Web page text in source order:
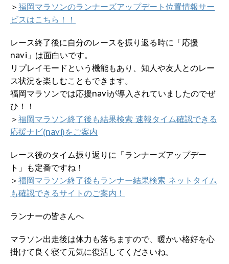
＞ 福岡マラソンのランナーズアップデート位置情報サー
ビスはこちら！！
レース終了後に自分のレースを振り返る時に「応援
navi」は面白いです。
リプレイモードという機能もあり、知人や友人とのレー
ス状況を楽しむこともできます。
福岡マラソンでは応援naviが導入されていましたのでぜ
ひ！！
＞ 福岡マラソン終了後も結果検索 速報タイム確認できる
応援ナビ(navi)をご案内
レース後のタイム振り返りに「ランナーズアップデー
ト」も定番ですね！
＞ 福岡マラソン終了後もランナー結果検索 ネットタイム
も確認できるサイトのご案内！
ランナーの皆さんへ
マラソン出走後は体力も落ちますので、暖かい格好を心
掛けて良く寝て元気に復活してくださいね。